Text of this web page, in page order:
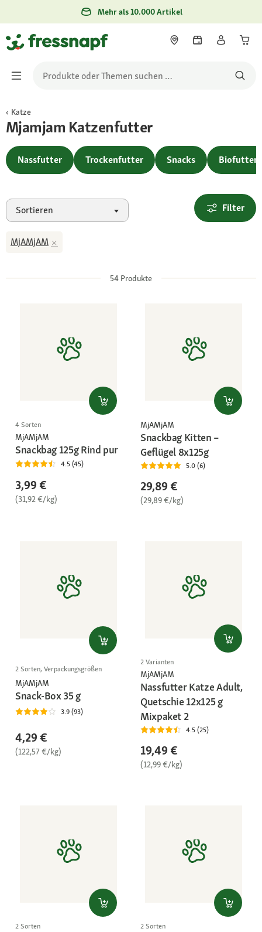
Mehr als 10.000 Artikel
Katze
Mjamjam Katzenfutter
Nassfutter Trockenfutter Snacks Biofutter
Sortieren Filter
MjAMjAM
54 Produkte
4 Sorten
MjAMjAM
Snackbag 125g Rind pur
4.5 (45)
3,99 €
(31,92 €/kg)
MjAMjAM
Snackbag Kitten –
Geflügel 8x125g
5.0 (6)
29,89 €
(29,89 €/kg)
2 Sorten, Verpackungsgrößen
MjAMjAM
Snack-Box 35 g
3.9 (93)
4,29 €
(122,57 €/kg)
2 Varianten
MjAMjAM
Nassfutter Katze Adult,
Quetschie 12x125 g
Mixpaket 2
4.5 (25)
19,49 €
(12,99 €/kg)
2 Sorten
2 Sorten